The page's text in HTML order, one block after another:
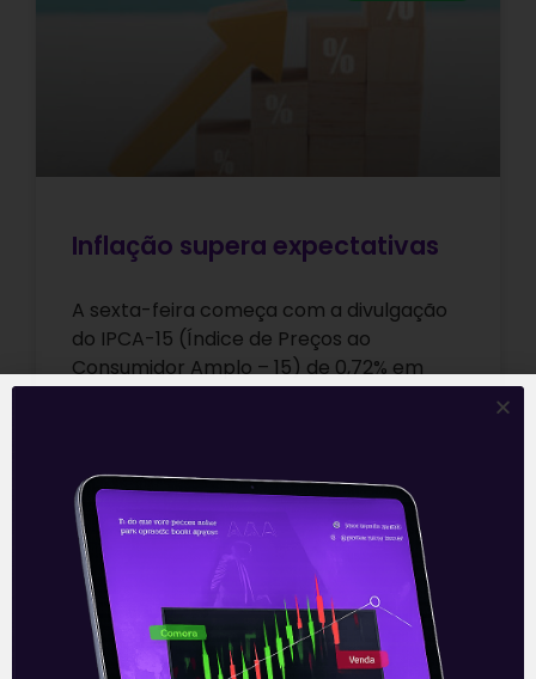
Inflação supera expectativas
A sexta-feira começa com a divulgação
do IPCA-15 (Índice de Preços ao
Consumidor Amplo – 15) de 0,72% em
23/07/2021
E EU COM ISSO